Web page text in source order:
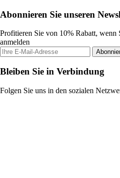
Abonnieren Sie unseren
Profitieren Sie von 10% Rabatt, wenn
anmelden
Bleiben Sie in Verbindung
Folgen Sie uns in den sozialen